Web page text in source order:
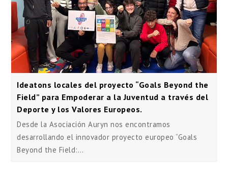
Ideatons locales del proyecto “Goals Beyond the
Field” para Empoderar a la Juventud a través del
Deporte y los Valores Europeos.
Desde la Asociación Auryn nos encontramos
desarrollando el innovador proyecto europeo “Goals
Beyond the Field:…